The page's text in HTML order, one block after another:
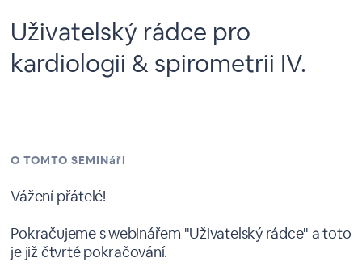
Uživatelský rádce pro
kardiologii & spirometrii IV.
O TOMTO SEMINářI
Vážení přátelé!
Pokračujeme s webinářem "Uživatelský rádce" a toto
je již čtvrté pokračování.